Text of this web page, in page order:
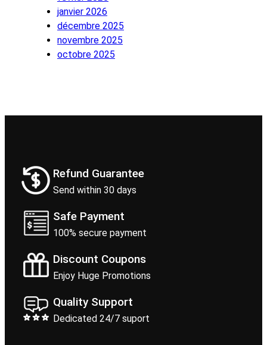
janvier 2026
décembre 2025
novembre 2025
octobre 2025
Refund Guarantee
Send within 30 days
Safe Payment
100% secure payment
Discount Coupons
Enjoy Huge Promotions
Quality Support
Dedicated 24/7 suport